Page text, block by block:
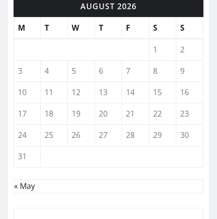
AUGUST 2026
M
T W T F S S
1
2
3
4 5 6 7 8
9
10
11 12 13 14 15
16
17
18 19 20 21 22
23
24
25 26 27 28 29
30
31
« May